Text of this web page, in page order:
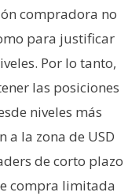
compradora no
para justificar
Por lo tanto,
las posiciones
niveles más
la zona de USD
de corto plazo
compra limitada